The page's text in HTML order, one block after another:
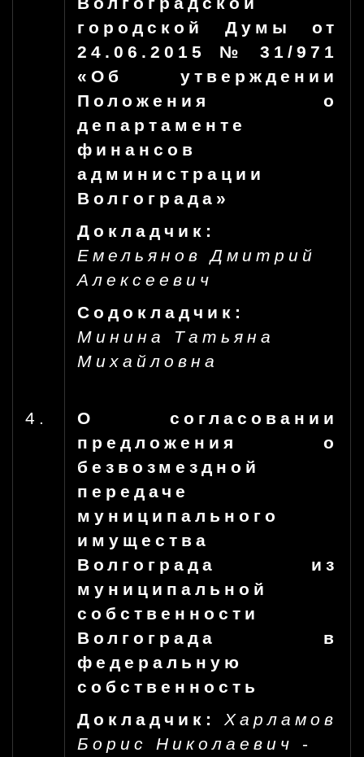
городской Думы от
24.06.2015 № 31/971
«Об утверждении
Положения о
департаменте
финансов
администрации
Волгограда»
Докладчик:
Емельянов Дмитрий
Алексеевич
Содокладчик:
Минина Татьяна
Михайловна
4.
О согласовании
предложения о
безвозмездной
передаче
муниципального
имущества
Волгограда из
муниципальной
собственности
Волгограда в
федеральную
собственность
Докладчик: Харламов
Борис Николаевич
-